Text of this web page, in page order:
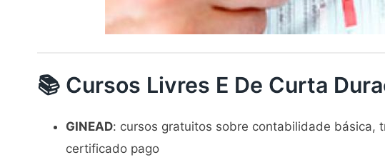
📚 Cursos Livres E De Curta
GINEAD: cursos gratuitos sobre contabilidade básica,
certificado pago